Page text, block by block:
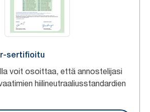
sertifioitu
voit osoittaa, että annostelijasi
hiilineutraaliusstandardien